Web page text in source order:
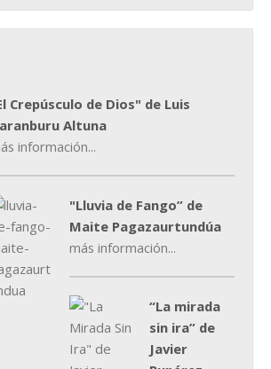
Crepúsculo de Dios" de Luis
Altuna
información...
"Lluvia de Fango” de
Maite Pagazaurtundúa
más información...
“La mirada
sin ira” de
Javier